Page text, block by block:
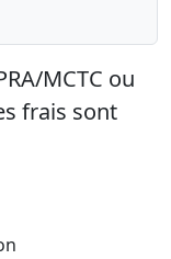
MCTC ou
frais sont